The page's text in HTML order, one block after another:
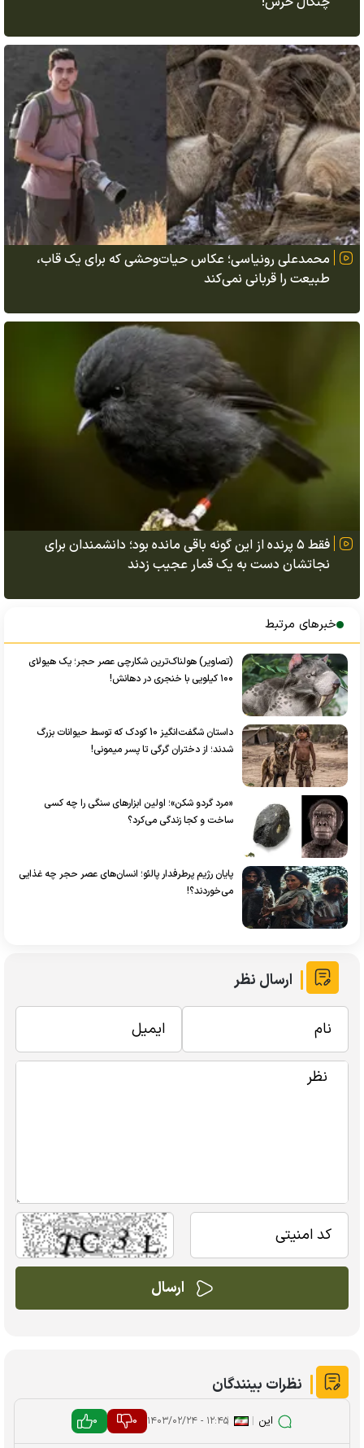
محمدعلی رونیاسی؛ عکاس حیات‌وحشی که برای یک قاب،
طبیعت را قربانی نمی‌کند
فقط ۵ پرنده از این گونه باقی مانده بود؛ دانشمندان برای
نجاتشان دست به یک قمار عجیب زدند
خبرهای مرتبط
(تصاویر) هولناک‌ترین شکارچی عصر حجر؛ یک هیولای
۱۰۰ کیلویی با خنجری در دهانش!
داستان شگفت‌انگیز 10 کودک که توسط حیوانات بزرگ
شدند؛ از دختران گرگی تا پسر میمونی!
«مرد گردو شکن»؛ اولین ابزار‌های سنگی را چه کسی
ساخت و کجا زندگی می‌کرد؟
پایان رژیم پرطرفدار پالئو؛ انسان‌های عصر حجر چه غذایی
می‌خوردند؟!
ارسال نظر
نظرات بینندگان
این |
|۱۲:۴۵ - ۱۴۰۳/۰۲/۲۴ 0
0